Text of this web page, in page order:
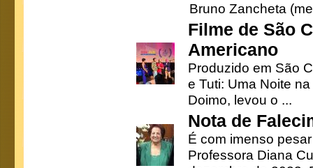
Bruno Zancheta
Filme de São
Americano
Produzido em São
e Tuti: Uma Noite
Doimo, levou o ...
Nota de
É com imenso
Professora Diana